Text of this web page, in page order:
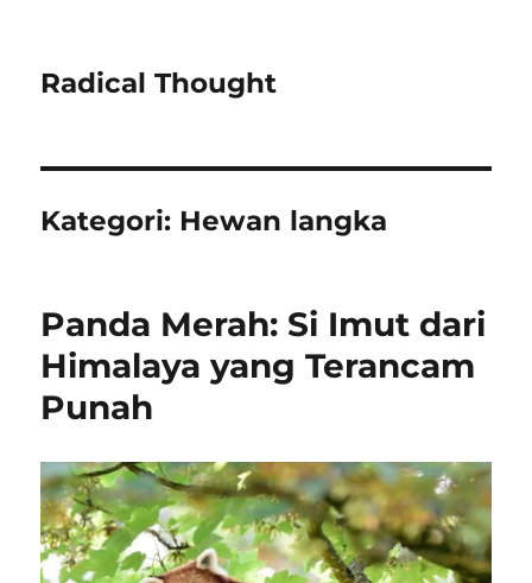
Radical Thought
Kategori: Hewan langka
Panda Merah: Si Imut dari
Himalaya yang Terancam
Punah